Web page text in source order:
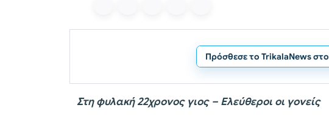
Πρόσθεσε το TrikalaNews στο
Στη φυλακή 22χρονος γιος – Ελεύθεροι οι γονείς